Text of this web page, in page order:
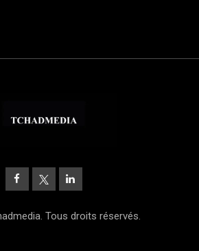
Tous droits réservés.